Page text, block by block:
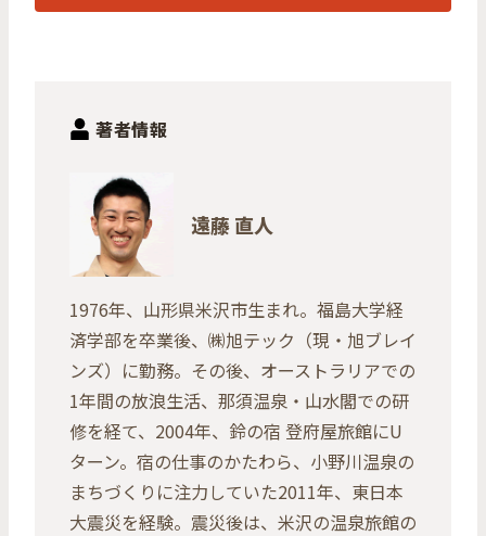
著者情報
遠藤 直人
1976年、山形県米沢市生まれ。福島大学経
済学部を卒業後、㈱旭テック（現・旭ブレイ
ンズ）に勤務。その後、オーストラリアでの
1年間の放浪生活、那須温泉・山水閣での研
修を経て、2004年、鈴の宿 登府屋旅館にU
ターン。宿の仕事のかたわら、小野川温泉の
まちづくりに注力していた2011年、東日本
大震災を経験。震災後は、米沢の温泉旅館の